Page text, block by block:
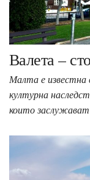
Валета –
Малта е известна
културна
които